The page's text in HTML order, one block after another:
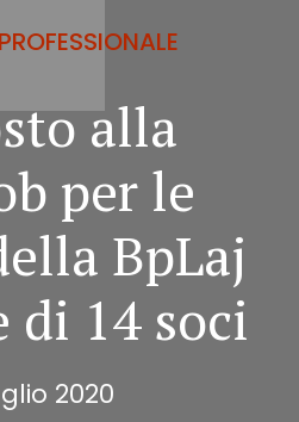
alla
per le
BpLaj
di 14 soci
2020